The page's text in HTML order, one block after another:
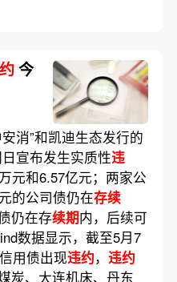
今
消”和凯迪生态发行的
宣布发生实质性违
元和6.57亿元；两家公
的公司债仍在存续
仍在存续期内，后续可
数据显示，截至5月7
用债出现违约， 违约
炭、大连机床、丹东